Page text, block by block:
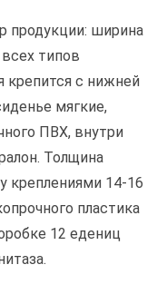
продукции: ширина
типов
крепится с нижней
мягкие,
ПВХ, внутри
Толщина
креплениями 14-16
пластика
12 едениц